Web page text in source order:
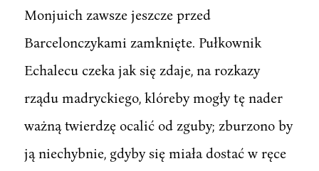
Monjuich zawsze jeszcze przed
Barcelonczykami zamknięte. Pułkownik
Echalecu czeka jak się zdaje, na rozkazy
rządu madryckiego, klóreby mogły tę nader
ważną twierdzę ocalić od zguby; zburzono by
ją niechybnie, gdyby się miała dostać w ręce